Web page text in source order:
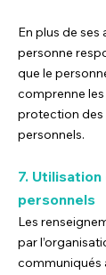
En plus de ses
personne
que le
comprenne
protection des
personnels.
7. Utilisation
personnels
Les
par
communiqués